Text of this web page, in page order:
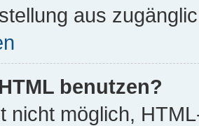
aus
benutzen?
nicht möglich,